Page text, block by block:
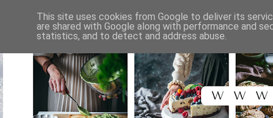
This site uses cookies from Google to deliver its
are shared with Google along with performance and
statistics, and to detect and address abuse.